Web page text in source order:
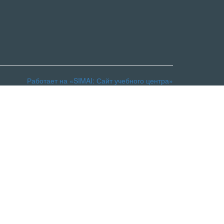
Работает на «SIMAI: Сайт учебного центра»